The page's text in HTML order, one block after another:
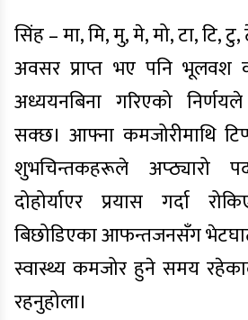
सिंह – मा, मि, मु, मे, मो, टा, टि, टु,
अवसर प्राप्त भए पनि भूलवश
अध्ययनबिना गरिएको
सक्छ। आफ्ना कमजोरीमाथि
शुभचिन्तकहरूले अप्ठ्यारो
दोहोर्याएर प्रयास गर्दा
बिछोडिएका आफन्तजनसँग
स्वास्थ्य कमजोर हुने समय
रहनुहोला।